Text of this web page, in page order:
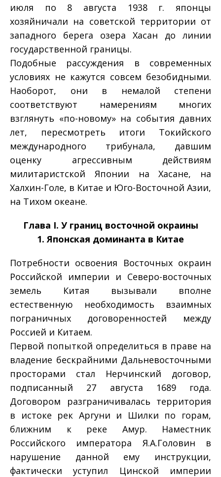
июля по 8 августа 1938 г. японцы
хозяйничали на советской территории от
западного берега озера Хасан до линии
государственной границы.
Подобные рассуждения в современных
условиях не кажутся совсем безобидными.
Наоборот, они в немалой степени
соответствуют намерениям многих
взглянуть «по-новому» на события давних
лет, пересмотреть итоги Токийского
международного трибунала, давшим
оценку агрессивным действиям
милитаристской Японии на Хасане, на
Халхин-Голе, в Китае и Юго-Восточной Азии,
на Тихом океане.
Глава I. У границ восточной окраины
1. Японская доминанта в Китае
Потребности освоения Восточных окраин
Российской империи и Северо-восточных
земель Китая вызывали вполне
естественную необходимость взаимных
пограничных договоренностей между
Россией и Китаем.
Первой попыткой определиться в праве на
владение бескрайними Дальневосточными
просторами стал Нерчинский договор,
подписанный 27 августа 1689 года.
Договором разграничивалась территория
в истоке рек Аргуни и Шилки по горам,
ближним к реке Амур. Наместник
Российского императора Я.А.Головин в
нарушение данной ему инструкции,
фактически уступил Цинской империи